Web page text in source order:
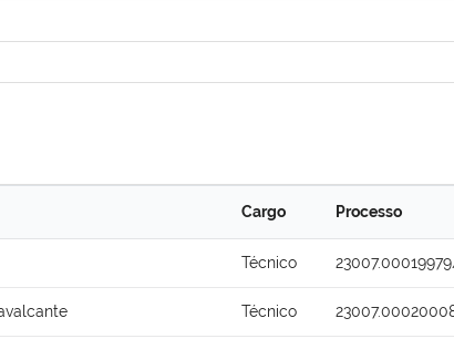
Cargo Processo
Técnico
Técnico